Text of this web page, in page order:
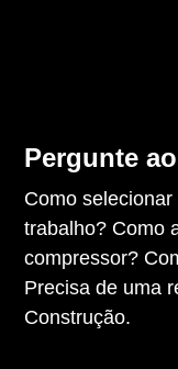
Pergunte
Como
trabalho? Como
compressor?
Precisa de uma
Construção.